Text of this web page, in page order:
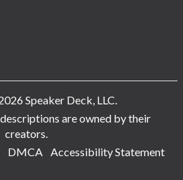
Speaker Deck, LLC.
are owned by their
creators.
DMCA Accessibility Statement